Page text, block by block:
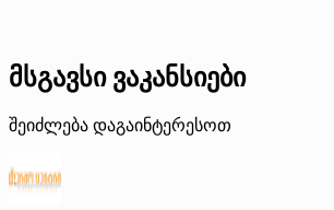
მსგავსი ვაკანსიები
შეიძლება დაგაინტერესოთ